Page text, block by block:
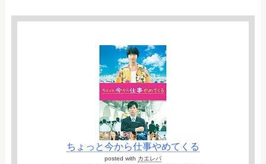
ちょっと今から仕事やめてくる
posted with カエレバ